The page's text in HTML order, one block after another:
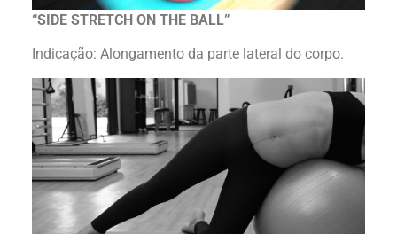
“SIDE STRETCH ON THE BALL”
Indicação: Alongamento da parte lateral do corpo.